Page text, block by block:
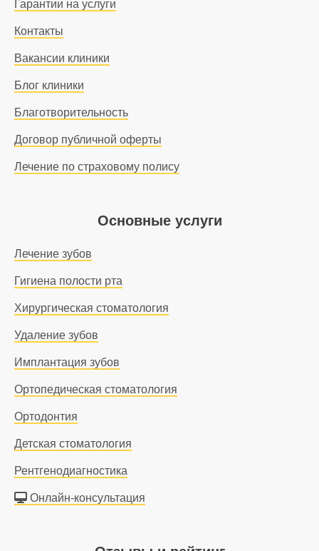
Гарантии на услуги
Контакты
Вакансии клиники
Блог клиники
Благотворительность
Договор публичной оферты
Лечение по страховому полису
Основные услуги
Лечение зубов
Гигиена полости рта
Хирургическая стоматология
Удаление зубов
Имплантация зубов
Ортопедическая стоматология
Ортодонтия
Детская стоматология
Рентгенодиагностика
Онлайн-консультация